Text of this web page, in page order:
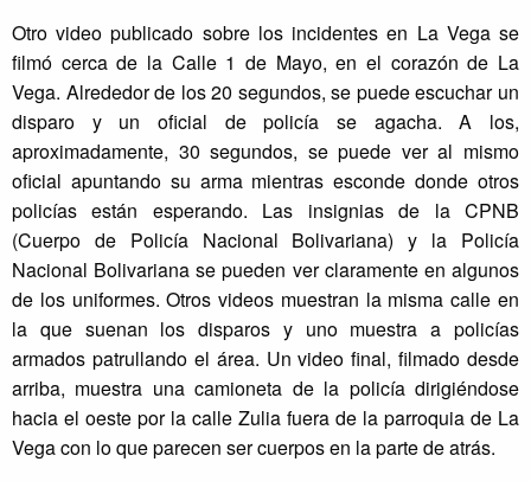
Otro video publicado sobre los incidentes en La Vega se
filmó cerca de la Calle 1 de Mayo, en el corazón de La
Vega. Alrededor de los 20 segundos, se puede escuchar un
disparo y un oficial de policía se agacha. A los,
aproximadamente, 30 segundos, se puede ver al mismo
oficial apuntando su arma mientras esconde donde otros
policías están esperando. Las insignias de la CPNB
(Cuerpo de Policía Nacional Bolivariana) y la Policía
Nacional Bolivariana se pueden ver claramente en algunos
de los uniformes. Otros videos muestran la misma calle en
la que suenan los disparos y uno muestra a policías
armados patrullando el área. Un video final, filmado desde
arriba, muestra una camioneta de la policía dirigiéndose
hacia el oeste por la calle Zulia fuera de la parroquia de La
Vega con lo que parecen ser cuerpos en la parte de atrás.